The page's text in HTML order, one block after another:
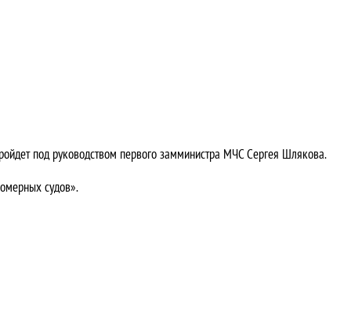
под руководством первого замминистра МЧС Сергея Шлякова.
судов».